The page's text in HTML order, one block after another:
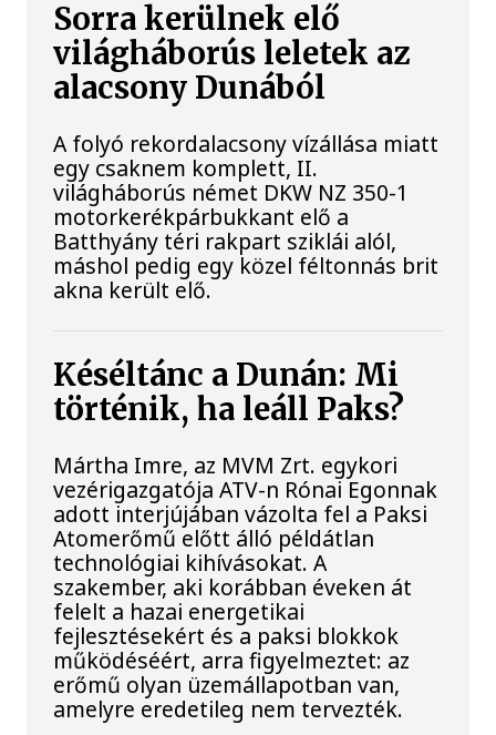
Sorra kerülnek elő
világháborús leletek az
alacsony Dunából
A folyó rekordalacsony vízállása miatt
egy csaknem komplett, II.
világháborús német DKW NZ 350-1
motorkerékpárbukkant elő a
Batthyány téri rakpart sziklái alól,
máshol pedig egy közel féltonnás brit
akna került elő.
Késéltánc a Dunán: Mi
történik, ha leáll Paks?
Mártha Imre, az MVM Zrt. egykori
vezérigazgatója ATV-n Rónai Egonnak
adott interjújában vázolta fel a Paksi
Atomerőmű előtt álló példátlan
technológiai kihívásokat. A
szakember, aki korábban éveken át
felelt a hazai energetikai
fejlesztésekért és a paksi blokkok
működéséért, arra figyelmeztet: az
erőmű olyan üzemállapotban van,
amelyre eredetileg nem tervezték.